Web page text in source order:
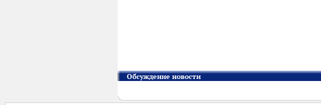
Обсуждение новости